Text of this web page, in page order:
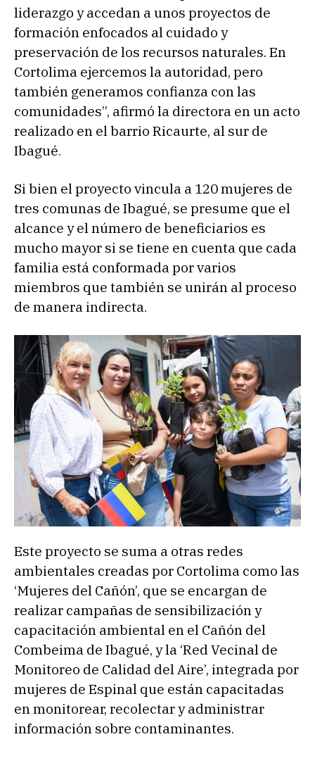
liderazgo y accedan a unos proyectos de
formación enfocados al cuidado y
preservación de los recursos naturales. En
Cortolima ejercemos la autoridad, pero
también generamos confianza con las
comunidades”, afirmó la directora en un acto
realizado en el barrio Ricaurte, al sur de
Ibagué.
Si bien el proyecto vincula a 120 mujeres de
tres comunas de Ibagué, se presume que el
alcance y el número de beneficiarios es
mucho mayor si se tiene en cuenta que cada
familia está conformada por varios
miembros que también se unirán al proceso
de manera indirecta.
Este proyecto se suma a otras redes
ambientales creadas por Cortolima como las
‘Mujeres del Cañón’, que se encargan de
realizar campañas de sensibilización y
capacitación ambiental en el Cañón del
Combeima de Ibagué, y la ‘Red Vecinal de
Monitoreo de Calidad del Aire’, integrada por
mujeres de Espinal que están capacitadas
en monitorear, recolectar y administrar
información sobre contaminantes.